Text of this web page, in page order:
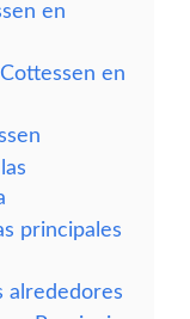
en
en
principales
alrededores